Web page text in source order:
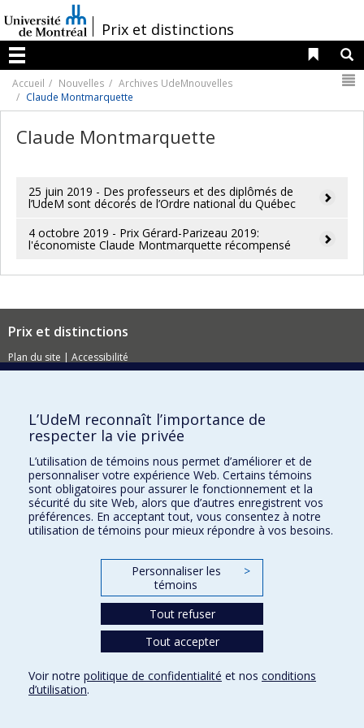
au
contenu
/Prix et distinctions
Menu
Liens
Accueil Nouvelles
Archives UdeMnouvelles
Claude Montmarquette
Claude Montmarquette
25 juin 2019 - Des professeurs et des diplômés de
l’UdeM sont décorés de l’Ordre national du Québec
4 octobre 2019 - Prix Gérard-Parizeau 2019:
l'économiste Claude Montmarquette récompensé
Prix et distinctions
Plan du site | Accessibilité
Confidentialité
Conditions d’utilisation
Université de
Montréal
L’UdeM reconnaît l’importance de
respecter la vie privée
L’utilisation de témoins nous permet d’améliorer et de
personnaliser votre expérience Web. Certains témoins
sont obligatoires pour assurer le fonctionnement et la
sécurité du site Web, alors que d’autres enregistrent vos
préférences. En acceptant tout, vous consentez à notre
utilisation de témoins pour mieux répondre à vos besoins.
Personnaliser les
témoins
>
Tout refuser
Tout accepter
Voir notre politique de confidentialité et nos conditions
d’utilisation.